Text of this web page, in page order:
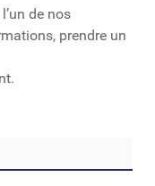
de nos
prendre un